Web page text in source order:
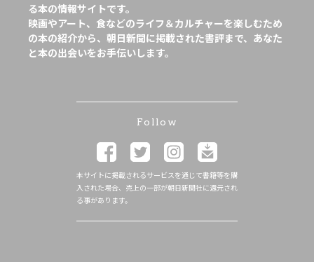
る本の情報サイトです。
映画やアート、食などのライフ＆カルチャーを楽しむため
の本の紹介から、朝日新聞に掲載された書評まで、あなた
と本の出会いをお手伝いします。
Follow
本サイトに掲載されるサービスを通じて書籍等を購
入された場合、売上の一部が朝日新聞社に還元され
る事があります。